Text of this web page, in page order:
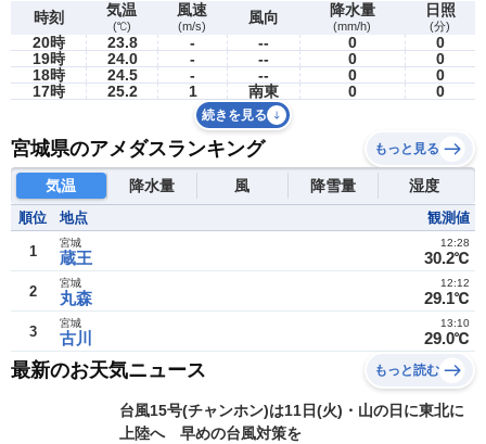
時刻 気温
(℃)
風速
(m/s) 風向 降水量
(mm/h)
日照
(分)
20時 23.8 - -- 0
0
19時
24.0 - -- 0
0
18時
24.5 - -- 0
0
17時
25.2 1 南東 0 0
続きを見る
宮城県のアメダスランキング もっと見る
気温 降水量 風 降雪量 湿度
順位 地点 観測値
1 蔵王
宮城
30.2℃
12:28
2 丸森
宮城
29.1℃
12:12
3 古川
宮城
29.0℃
13:10
最新のお天気ニュース もっと読む
台風15号(チャンホン)は11日(火)・山の日に東北に
上陸へ 早めの台風対策を